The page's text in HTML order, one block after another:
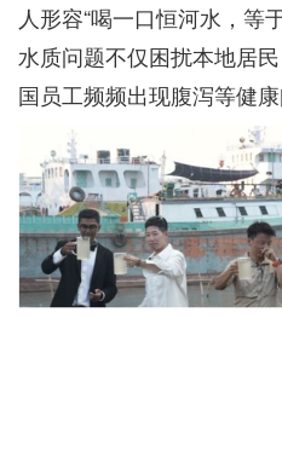
人形容“喝一口恒河水，等
水质问题不仅困扰本地居
国员工频频出现腹泻等健康